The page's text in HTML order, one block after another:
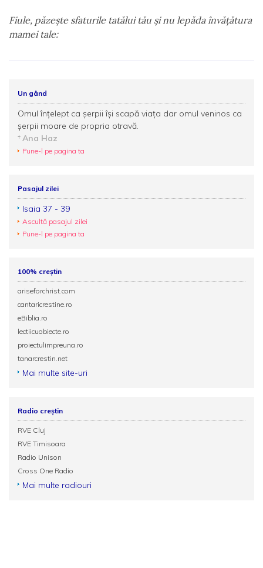
Fiule, păzeşte sfaturile tatălui tău şi nu lepăda învăţătura
mamei tale:
Un gând
Omul înțelept ca șerpii își scapă viața dar omul veninos ca
șerpii moare de propria otravă.
Ana Haz
Pune-l pe pagina ta
Pasajul zilei
Isaia 37 - 39
Ascultă pasajul zilei
Pune-l pe pagina ta
100% creștin
ariseforchrist.com
cantaricrestine.ro
eBiblia.ro
lectiicuobiecte.ro
proiectulimpreuna.ro
tanarcrestin.net
Mai multe site-uri
Radio creștin
RVE Cluj
RVE Timisoara
Radio Unison
Cross One Radio
Mai multe radiouri